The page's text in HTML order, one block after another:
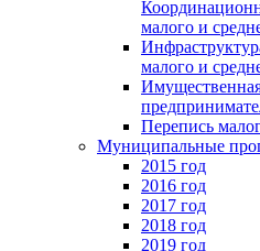
малого и
малого и
Перепись
Муниципальные
2015 год
2016 год
2017 год
2018 год
2019 год